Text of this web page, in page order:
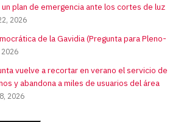
plan de emergencia ante los cortes de luz
2026
de la Gavidia (Pregunta para Pleno-
vuelve a recortar en verano el servicio de
y abandona a miles de usuarios del área
2026